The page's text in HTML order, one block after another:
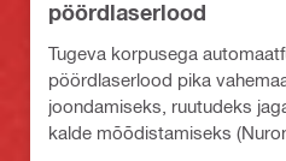
pöördlaserlood
Tugeva korpusega
pöördlaserlood pika
joondamiseks, ruutudeks
kalde mõõdistamiseks